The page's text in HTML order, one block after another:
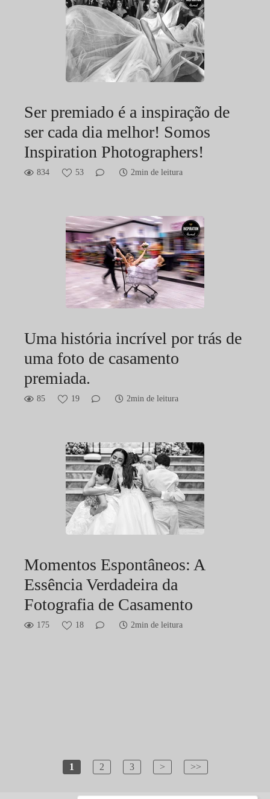
Ser premiado é a inspiração de
ser cada dia melhor! Somos
Inspiration Photographers!
834 53 2min de leitura
Uma história incrível por trás de
uma foto de casamento
premiada.
85 19 2min de leitura
Momentos Espontâneos: A
Essência Verdadeira da
Fotografia de Casamento
175 18 2min de leitura
1 2 3 > >>